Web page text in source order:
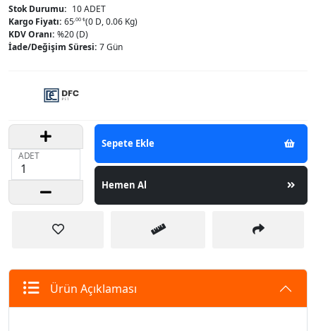
Stok Durumu: 10 ADET
Kargo Fiyatı: 65,00 ₺(0 D, 0.06 Kg)
KDV Oranı: %20 (D)
İade/Değişim Süresi: 7 Gün
ADET
Sepete Ekle
Hemen Al
Ürün Açıklaması